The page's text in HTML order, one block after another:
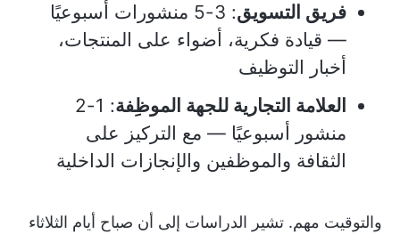
فريق التسويق
: 3-5 منشورات أسبوعيًا
— قيادة فكرية، أضواء على المنتجات،
أخبار التوظيف
العلامة التجارية للجهة الموظِفة
: 1-2
منشور أسبوعيًا — مع التركيز على
الثقافة والموظفين والإنجازات الداخلية
والتوقيت مهم. تشير الدراسات إلى أن صباح أيام الثلاثاء